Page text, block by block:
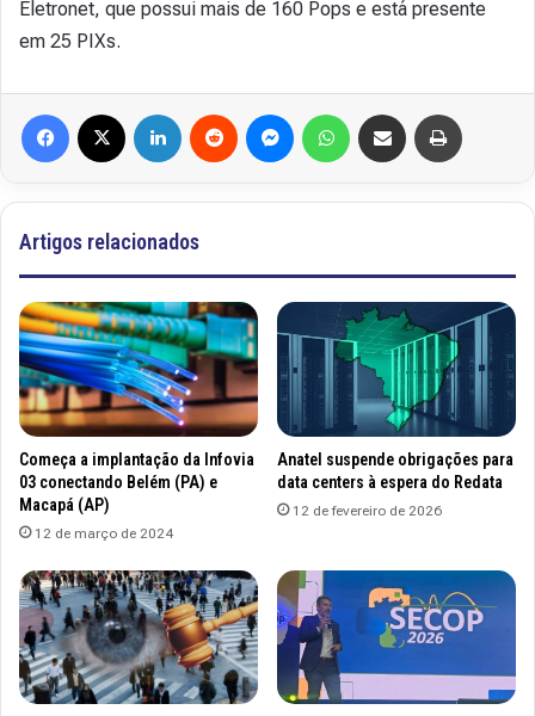
Eletronet, que possui mais de 160 Pops e está presente
em 25 PIXs.
Artigos relacionados
Começa a implantação da Infovia
03 conectando Belém (PA) e
Macapá (AP)
12 de março de 2024
Anatel suspende obrigações para
data centers à espera do Redata
12 de fevereiro de 2026